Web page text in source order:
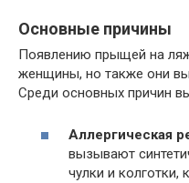
Основные причины
Появлению прыщей на
женщины, но также они
Среди основных причин
Аллергическая
вызывают
чулки и